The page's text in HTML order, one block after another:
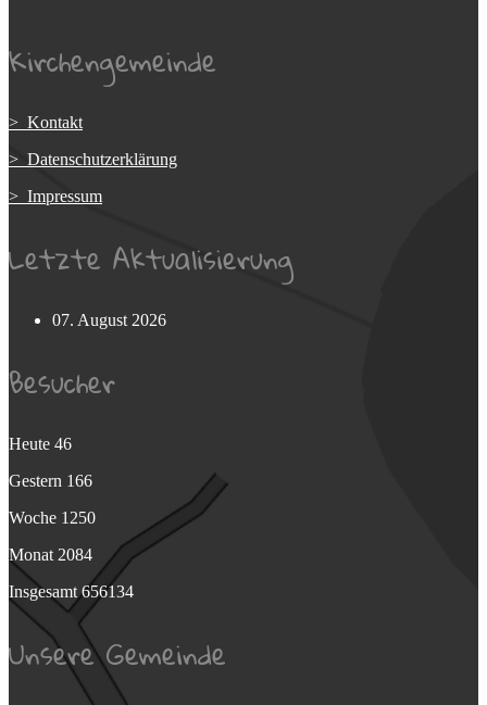
Kirchengemeinde
> Kontakt
> Datenschutzerklärung
> Impressum
Letzte Aktualisierung
07. August 2026
Besucher
Heute 46
Gestern 166
Woche 1250
Monat 2084
Insgesamt656134
Unsere Gemeinde